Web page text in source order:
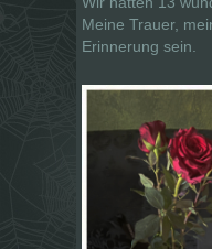
Meine Trauer,
Erinnerung sein.